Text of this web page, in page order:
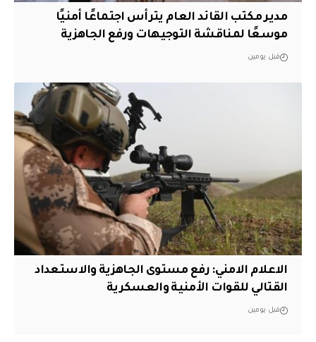
مدير مكتب القائد العام يترأس اجتماعًا أمنيًا
موسعًا لمناقشة التوجيهات ورفع الجاهزية
قبل يومين
الاعلام الامني: رفع مستوى الجاهزية والاستعداد
القتالي للقوات الأمنية والعسكرية
قبل يومين